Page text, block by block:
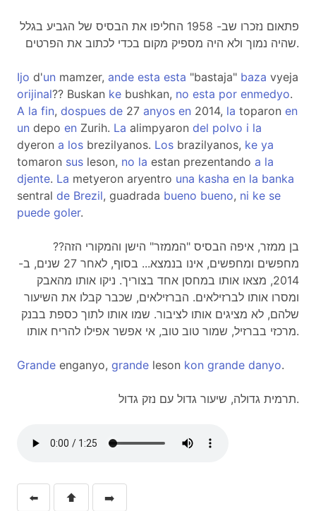
פתאום נזכרו שב- 1958 החליפו את הבסיס של הגביע בגלל
שהיה נמוך ולא היה מספיק מקום בכדי לכתוב את הפרטים.
Ijo d'un mamzer, ande esta esta "bastaja" baza vyeja
orijinal?? Buskan ke bushkan, no esta por enmedyo.
A la fin, dospues de 27 anyos en 2014, la toparon en
un depo en Zurih. La alimpyaron del polvo i la
dyeron a los brezilyanos. Los brazilyanos, ke ya
tomaron sus leson, no la estan prezentando a la
djente. La metyeron aryentro una kasha en la banka
sentral de Brezil, guadrada bueno bueno, ni ke se
puede goler.
בן ממזר, איפה הבסיס "הממזר" הישן והמקורי הזה??
מחפשים ומחפשים, אינו בנמצא... בסוף, לאחר 27 שנים, ב-
2014, מצאו אותו במחסן אחד בצוריך. ניקו אותו מהאבק
ומסרו אותו לברזילאים. הברזילאים, שכבר קבלו את השיעור
שלהם, לא מציגים אותו לציבור. שמו אותו לתוך כספת בבנק
מרכזי בברזיל, שמור טוב טוב, אי אפשר אפילו להריח אותו.
Grande enganyo, grande leson kon grande danyo.
תרמית גדולה, שיעור גדול עם נזק גדול.
⬅️ ⬆️ ➡️